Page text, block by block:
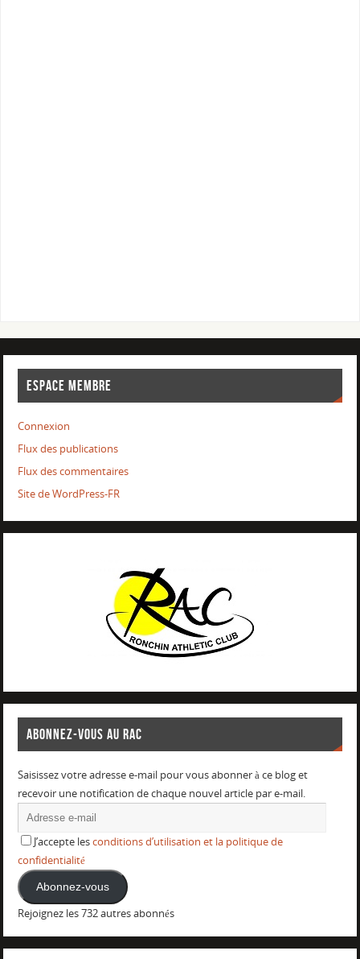
ESPACE MEMBRE
Connexion
Flux des publications
Flux des commentaires
Site de WordPress-FR
ABONNEZ-VOUS AU RAC
Saisissez votre adresse e-mail pour vous abonner à ce blog et
recevoir une notification de chaque nouvel article par e-mail.
J’accepte lesconditions d’utilisation et la politique de
confidentialité
Abonnez-vous
Rejoignez les 732 autres abonnés